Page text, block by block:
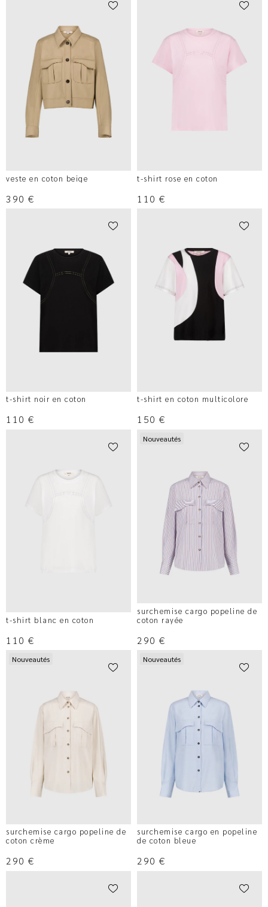
veste en coton beige
390 €
t-shirt rose en coton
110 €
t-shirt noir en coton
110 €
t-shirt en coton multicolore
150 €
t-shirt blanc en coton
110 €
Nouveautés
surchemise cargo popeline de
coton rayée
290 €
Nouveautés
surchemise cargo popeline de
coton crème
290 €
Nouveautés
surchemise cargo en popeline
de coton bleue
290 €